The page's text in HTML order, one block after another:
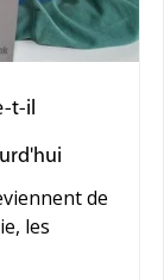
t-il
de
les